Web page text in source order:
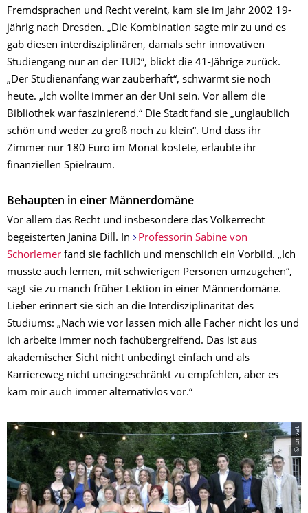
Fremdsprachen und Recht vereint, kam sie im Jahr 2002 19-
jährig nach Dresden. „Die Kombination sagte mir zu und es
gab diesen interdisziplinären, damals sehr innovativen
Studiengang nur an der TUD“, blickt die 41-Jährige zurück.
„Der Studienanfang war zauberhaft“, schwärmt sie noch
heute. „Ich wollte immer an der Uni sein. Vor allem die
Bibliothek war faszinierend.“ Die Stadt fand sie „unglaublich
schön und weder zu groß noch zu klein“. Und dass ihr
Zimmer nur 180 Euro im Monat kostete, erlaubte ihr
finanziellen Spielraum.
Behaupten in einer Männerdomäne
Vor allem das Recht und insbesondere das Völkerrecht
begeisterten Janina Dill. In
Professorin Sabine von
Schorlemer fand sie fachlich und menschlich ein Vorbild. „Ich
musste auch lernen, mit schwierigen Personen umzugehen“,
sagt sie zu manch früher Lektion in einer Männerdomäne.
Lieber erinnert sie sich an die Interdisziplinarität des
Studiums: „Nach wie vor lassen mich alle Fächer nicht los und
ich arbeite immer noch fachübergreifend. Das ist aus
akademischer Sicht nicht unbedingt einfach und als
Karriereweg nicht uneingeschränkt zu empfehlen, aber es
kam mir auch immer alternativlos vor.“
© privat